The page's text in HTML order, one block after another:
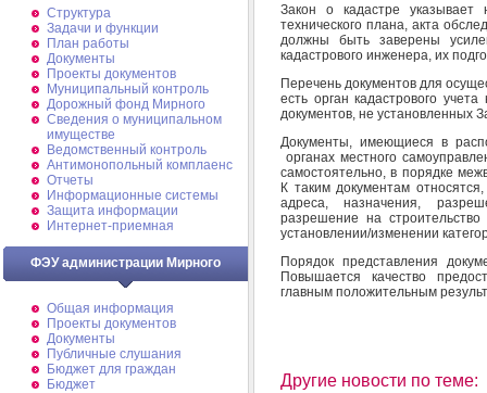
Структура
Задачи и функции
План работы
Документы
Проекты документов
Муниципальный контроль
Дорожный фонд Мирного
Cведения о муниципальном
имуществе
Ведомственный контроль
Антимонопольный комплаенс
Отчеты
Информационные системы
Защита информации
Интернет-приемная
ФЭУ администрации Мирного
Общая информация
Проекты документов
Документы
Публичные слушания
Бюджет для граждан
Бюджет
Закон о кадастре указывает
технического плана, акта
должны быть заверены
кадастрового инженера, их
Перечень документов для
есть орган кадастрового
документов, не установленных
Документы, имеющиеся в
органах местного
самостоятельно, в порядке
К таким документам
адреса, назначения,
разрешение на
установлении/изменении
Порядок представления
Повышается качество
главным положительным
Другие новости по теме: